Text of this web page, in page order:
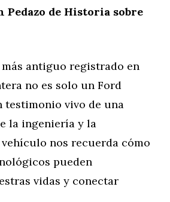
Pedazo de Historia sobre
antiguo registrado en
no es solo un Ford
testimonio vivo de una
la ingeniería y la
nos recuerda cómo
pueden
vidas y conectar